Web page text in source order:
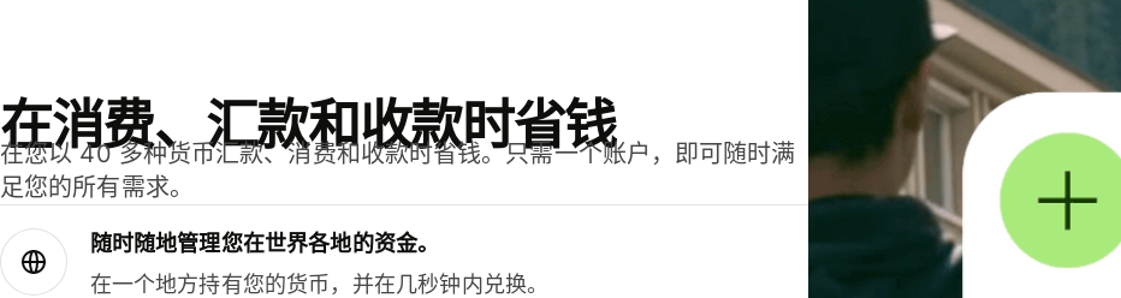
在消费、汇款和收款时省钱
在您以 40 多种货币汇款、消费和收款时省钱。只需一个账户，即可随时满
足您的所有需求。
随时随地管理您在世界各地的资金。
在一个地方持有您的货币，并在几秒钟内兑换。